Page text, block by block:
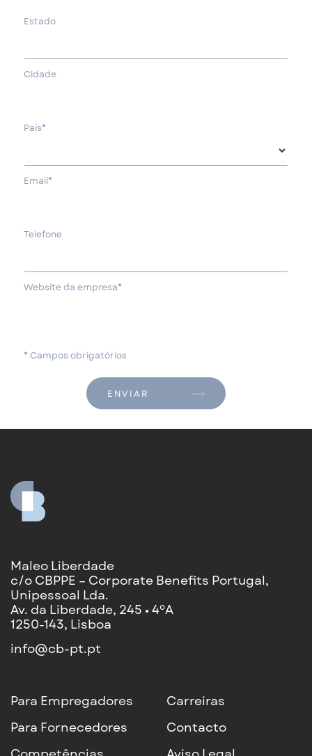
Estado
Cidade
País*
Email*
Telefone
Website da empresa*
* Campos obrigatórios
ENVIAR
Maleo Liberdade
c/o CBPPE – Corporate Benefits Portugal,
Unipessoal Lda.
Av. da Liberdade, 245 • 4ºA
1250-143, Lisboa
info@cb-pt.pt
Para Empregadores
Para Fornecedores
Carreiras
Contacto